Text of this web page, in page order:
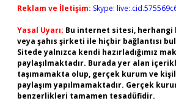
Reklam ve İletişim: Skype:
Yasal Uyarı: Bu internet sitesi, herhangi
veya şahıs şirketi ile hiçbir bağlantısı
Sitede yalnızca kendi hazırladığımız
paylaşılmaktadır. Burada yer alan
taşımamakta olup, gerçek kurum ve
paylaşım yapılmamaktadır. Gerçek
benzerlikleri tamamen tesadüfidir.